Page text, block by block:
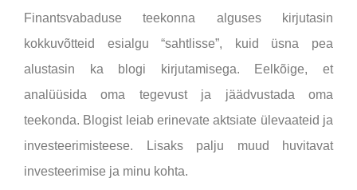
Finantsvabaduse teekonna alguses kirjutasin
kokkuvõtteid esialgu “sahtlisse”, kuid üsna pea
alustasin ka blogi kirjutamisega. Eelkõige, et
analüüsida oma tegevust ja jäädvustada oma
teekonda. Blogist leiab erinevate aktsiate ülevaateid ja
investeerimisteese. Lisaks palju muud huvitavat
investeerimise ja minu kohta.